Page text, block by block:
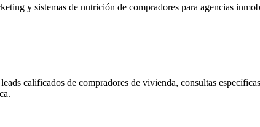
y sistemas de nutrición de compradores para agencias
calificados de compradores de vivienda, consultas